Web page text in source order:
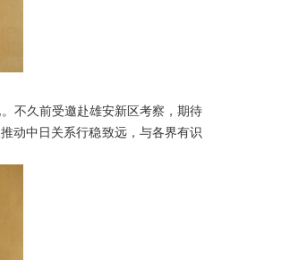
不久前受邀赴雄安新区考察，期待
动中日关系行稳致远，与各界有识